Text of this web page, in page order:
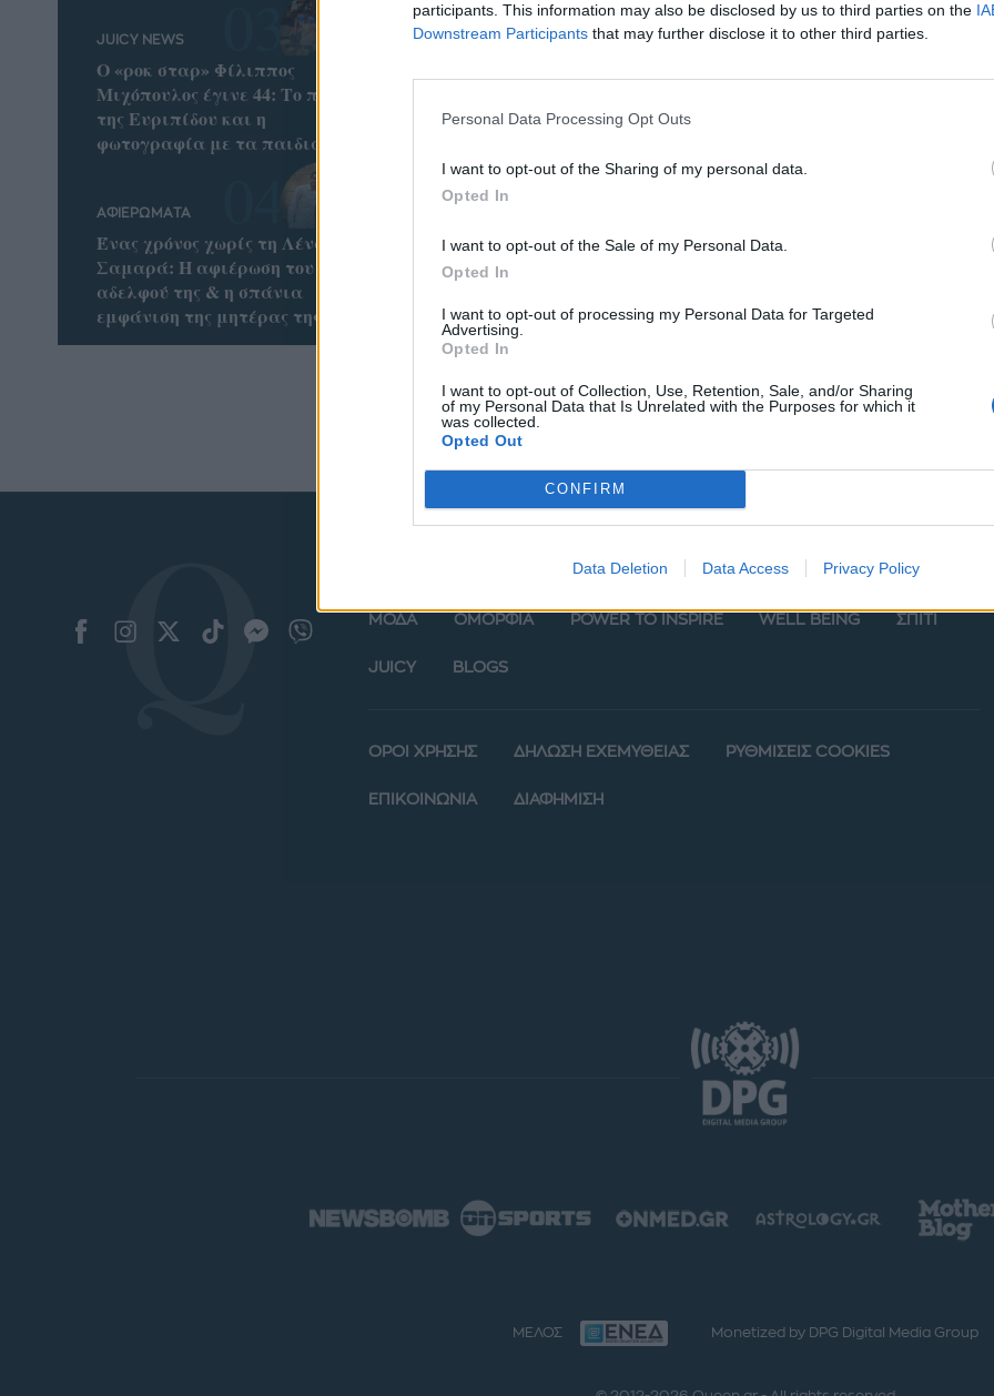
participants. This information may also be disclosed by us to third parties on the
Downstream Participants that may further disclose it to other third parties.
Personal Data Processing Opt Outs
I want to opt-out of the Sharing of my personal data.
Opted In
I want to opt-out of the Sale of my Personal Data.
Opted In
I want to opt-out of processing my Personal Data for Targeted
Advertising.
Opted In
I want to opt-out of Collection, Use, Retention, Sale, and/or Sharing
of my Personal Data that Is Unrelated with the Purposes for which it
was collected.
Opted Out
CONFIRM
Data Deletion Data Access Privacy Policy
JUICY NEWS
Ο «ροκ σταρ» Φίλιππος
Μιχόπουλος έγινε 44: Το ποστ
της Ευριπίδου και η
φωτογραφία με τα παιδιά τους
ΑΦΙΕΡΩΜΑΤΑ
Ένας χρόνος χωρίς τη Λένα
Σαμαρά: Η αφιέρωση του
αδελφού της & η σπάνια
εμφάνιση της μητέρας της
ΜΟΔΑ ΟΜΟΡΦΙΑ POWER TO INSPIRE WELL BEING ΣΠΙΤΙ
JUICY BLOGS
ΟΡΟΙ ΧΡΗΣΗΣ ΔΗΛΩΣΗ ΕΧΕΜΥΘΕΙΑΣ ΡΥΘΜΙΣΕΙΣ COOKIES
ΕΠΙΚΟΙΝΩΝΙΑ ΔΙΑΦΗΜΙΣΗ
ΜΕΛΟΣ Monetized by DPG Digital Media Group